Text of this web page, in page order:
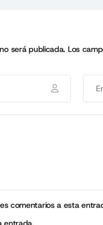
será publicada. Los
comentarios a esta